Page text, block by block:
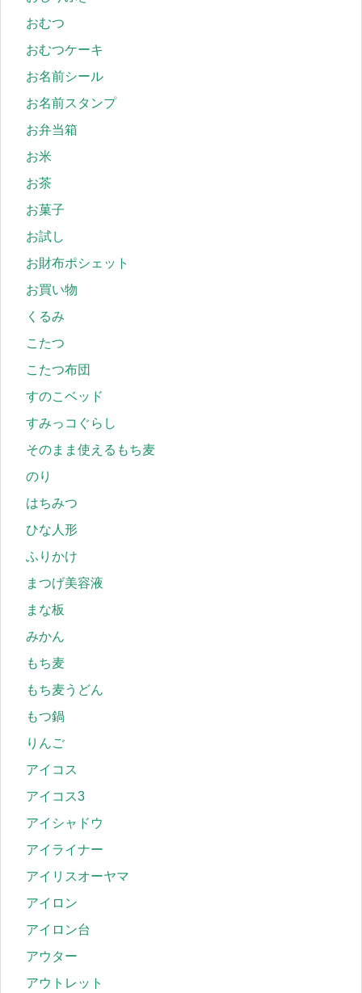
おむつ
おむつケーキ
お名前シール
お名前スタンプ
お弁当箱
お米
お茶
お菓子
お試し
お財布ポシェット
お買い物
くるみ
こたつ
こたつ布団
すのこベッド
すみっコぐらし
そのまま使えるもち麦
のり
はちみつ
ひな人形
ふりかけ
まつげ美容液
まな板
みかん
もち麦
もち麦うどん
もつ鍋
りんご
アイコス
アイコス3
アイシャドウ
アイライナー
アイリスオーヤマ
アイロン
アイロン台
アウター
アウトレット